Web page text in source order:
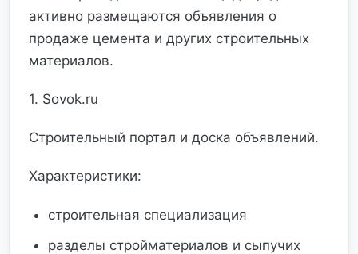
активно размещаются объявления о
продаже цемента и других строительных
материалов.
1. Sovok.ru
Строительный портал и доска объявлений.
Характеристики:
строительная специализация
разделы стройматериалов и сыпучих